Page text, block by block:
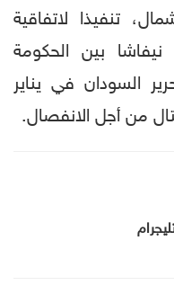
تنفيذا لاتفاقية
بين الحكومة
السودان في يناير